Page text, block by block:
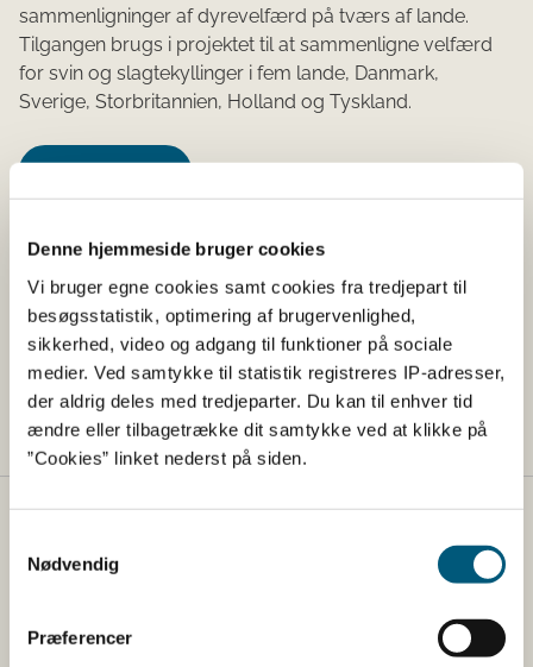
Denne hjemmeside bruger cookies
Vi bruger egne cookies samt cookies fra tredjepart til
besøgsstatistik, optimering af brugervenlighed,
sikkerhed, video og adgang til funktioner på sociale
medier. Ved samtykke til statistik registreres IP-adresser,
der aldrig deles med tredjeparter. Du kan til enhver tid
ændre eller tilbagetrække dit samtykke ved at klikke på
”Cookies” linket nederst på siden.
Nødvendig
Præferencer
sammenligninger af dyrevelfærd på tværs af lande.
Tilgangen brugs i projektet til at sammenligne velfærd
for svin og slagtekyllinger i fem lande, Danmark,
Sverige, Storbritannien, Holland og Tyskland.
Bilag til publikationen
Sandoe et al. Benchmark
Sandoe et al. 22
Fødevarestyrelsen er en styrelse under
fødevarekæden fra jord til bord med fokus på